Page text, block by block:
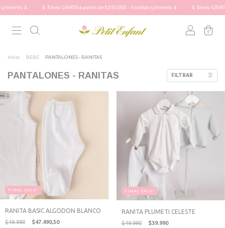
🌷 Envío GRATIS a partir de $250.000 - 3 cuotas s/interés 🌷 🌷 Envío GRATIS a partir
0
Inicio BEBE PANTALONES - RANITAS
PANTALONES - RANITAS FILTRAR
FINAL SALE!
RANITA BASIC ALGODON BLANCO
$49.990 $47.490,50
FINAL SALE!
RANITA PLUMETI CELESTE
$49.990 $39.990